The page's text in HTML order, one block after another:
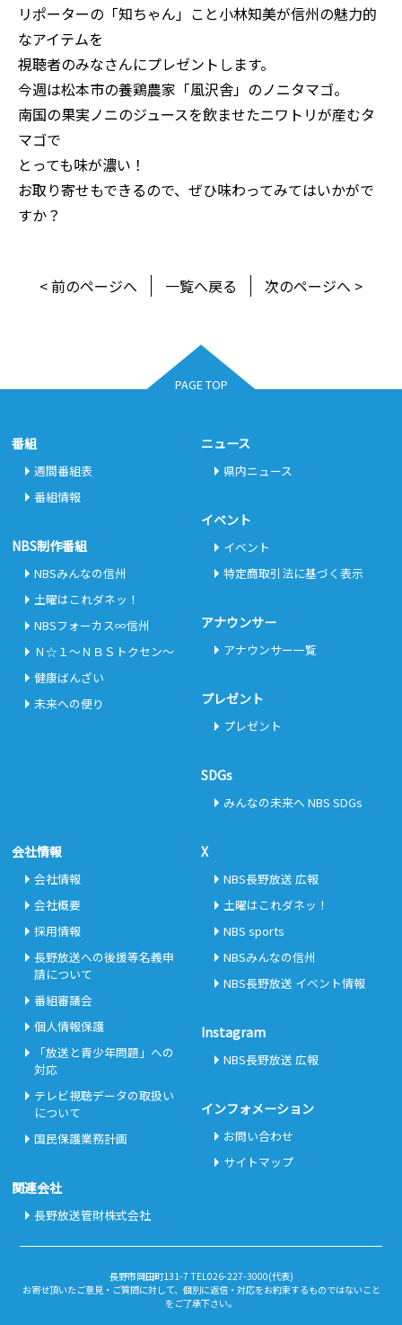
リポーターの「知ちゃん」こと小林知美が信州の魅力的
なアイテムを
視聴者のみなさんにプレゼントします。
今週は松本市の養鶏農家「風沢舎」のノニタマゴ。
南国の果実ノニのジュースを飲ませたニワトリが産むタ
マゴで
とっても味が濃い！
お取り寄せもできるので、ぜひ味わってみてはいかがで
すか？
< 前のページへ 一覧へ戻る 次のページへ >
PAGE TOP
番組
週間番組表
番組情報
NBS制作番組
NBSみんなの信州
土曜はこれダネッ！
NBSフォーカス∞信州
Ｎ☆１～ＮＢＳトクセン～
健康ばんざい
未来への便り
ニュース
県内ニュース
イベント
イベント
特定商取引法に基づく表示
アナウンサー
アナウンサー一覧
プレゼント
プレゼント
SDGs
みんなの未来へ NBS SDGs
会社情報
会社情報
会社概要
採用情報
長野放送への後援等名義申
請について
番組審議会
個人情報保護
「放送と青少年問題」への
対応
テレビ視聴データの取扱い
について
国民保護業務計画
関連会社
長野放送管財株式会社
X
NBS長野放送 広報
土曜はこれダネッ！
NBS sports
NBSみんなの信州
NBS長野放送 イベント情報
Instagram
NBS長野放送 広報
インフォメーション
お問い合わせ
サイトマップ
長野市岡田町131-7 TEL026-227-3000(代表)
お寄せ頂いたご意見・ご質問に対して、個別に返信・対応をお約束するものではないこと
をご了承下さい。